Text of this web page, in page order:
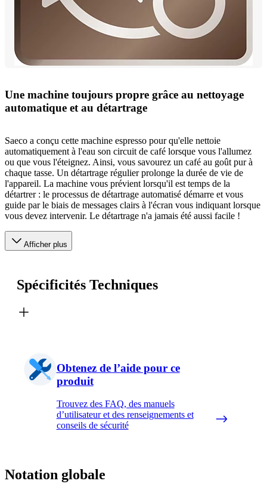
Une machine toujours propre grâce au nettoyage
automatique et au détartrage
Saeco a conçu cette machine espresso pour qu'elle nettoie
automatiquement à l'eau son circuit de café lorsque vous l'allumez
ou que vous l'éteignez. Ainsi, vous savourez un café au goût pur à
chaque tasse. Un détartrage régulier prolonge la durée de vie de
l'appareil. La machine vous prévient lorsqu'il est temps de la
détartrer : le processus de détartrage automatisé démarre et vous
guide par le biais de messages clairs à l'écran vous indiquant lorsque
vous devez intervenir. Le détartrage n'a jamais été aussi facile !
Afficher plus
Spécificités Techniques
Obtenez de l’aide pour ce
produit
Trouvez des FAQ, des manuels
d’utilisateur et des renseignements et
conseils de sécurité
Notation globale